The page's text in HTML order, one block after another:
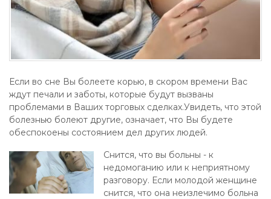
Если во сне Вы болеете корью, в скором времени Вас
ждут печали и заботы, которые будут вызваны
проблемами в Ваших торговых сделках.Увидеть, что этой
болезнью болеют другие, означает, что Вы будете
обеспокоены состоянием дел других людей.
Снится, что вы больны - к
недомоганию или к неприятному
разговору. Если молодой женщине
снится, что она неизлечимо больна